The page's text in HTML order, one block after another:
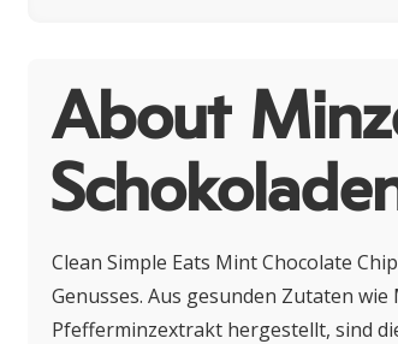
About
Clean Simple Eats Mint Chocolate
Genusses. Aus gesunden Zutaten
Pfefferminzextrakt hergestellt, sind